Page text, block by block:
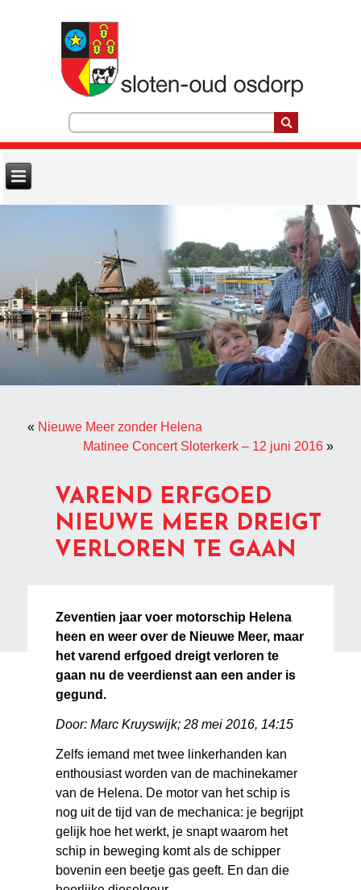
« Nieuwe Meer zonder Helena
Matinee Concert Sloterkerk – 12 juni 2016»
VAREND ERFGOED
NIEUWE MEER DREIGT
VERLOREN TE GAAN
Zeventien jaar voer motorschip Helena
heen en weer over de Nieuwe Meer, maar
het varend erfgoed dreigt verloren te
gaan nu de veerdienst aan een ander is
gegund.
Door: Marc Kruyswijk; 28 mei 2016, 14:15
Zelfs iemand met twee linkerhanden kan
enthousiast worden van de machinekamer
van de Helena. De motor van het schip is
nog uit de tijd van de mechanica: je begrijpt
gelijk hoe het werkt, je snapt waarom het
schip in beweging komt als de schipper
bovenin een beetje gas geeft. En dan die